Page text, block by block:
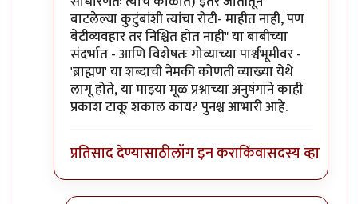
बाटलेल्या कुटुंबांशी त्यांचा रोटी- माहीत नाही, पण
बेटीव्यवहार तर निश्चित होत नाही" या बाबीच्या
संदर्भात - आणि विशेषतः गोव्याच्या पार्श्वभूमीवर -
'ब्राह्मण' या शब्दाची नेमकी कोणती व्याख्या येथे
लागू होते, या माझ्या मूळ प्रश्नाच्या अनुषंगाने काही
प्रकाश टाकू शकाल काय? पुनश्च आभारी आहे.
प्रतिसाद देण्यासाठीलॉग इन कराकिंवासदस्य व्हा